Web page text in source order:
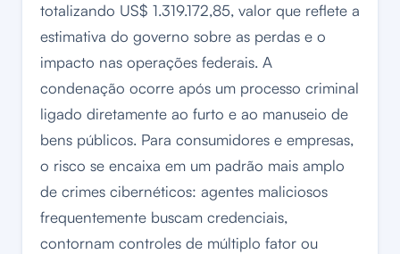
totalizando US$ 1.319.172,85, valor que reflete a
estimativa do governo sobre as perdas e o
impacto nas operações federais. A
condenação ocorre após um processo criminal
ligado diretamente ao furto e ao manuseio de
bens públicos. Para consumidores e empresas,
o risco se encaixa em um padrão mais amplo
de crimes cibernéticos: agentes maliciosos
frequentemente buscam credenciais,
contornam controles de múltiplo fator ou